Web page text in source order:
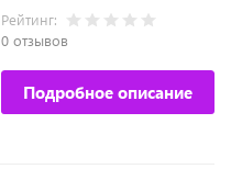
Рейтинг:
0 отзывов
Подробное описание